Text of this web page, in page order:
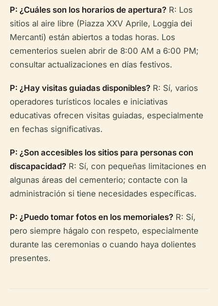
P: ¿Cuáles son los horarios de apertura? R: Los
sitios al aire libre (Piazza XXV Aprile, Loggia dei
Mercanti) están abiertos a todas horas. Los
cementerios suelen abrir de 8:00 AM a 6:00 PM;
consultar actualizaciones en días festivos.
P: ¿Hay visitas guiadas disponibles? R: Sí, varios
operadores turísticos locales e iniciativas
educativas ofrecen visitas guiadas, especialmente
en fechas significativas.
P: ¿Son accesibles los sitios para personas con
discapacidad? R: Sí, con pequeñas limitaciones en
algunas áreas del cementerio; contacte con la
administración si tiene necesidades específicas.
P: ¿Puedo tomar fotos en los memoriales? R: Sí,
pero siempre hágalo con respeto, especialmente
durante las ceremonias o cuando haya dolientes
presentes.